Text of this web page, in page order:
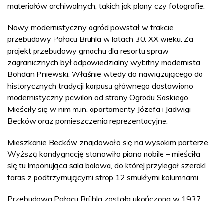
materiałów archiwalnych, takich jak plany czy fotografie.
Nowy modernistyczny ogród powstał w trakcie
przebudowy Pałacu Brühla w latach 30. XX wieku. Za
projekt przebudowy gmachu dla resortu spraw
zagranicznych był odpowiedzialny wybitny modernista
Bohdan Pniewski. Właśnie wtedy do nawiązującego do
historycznych tradycji korpusu głównego dostawiono
modernistyczny pawilon od strony Ogrodu Saskiego.
Mieściły się w nim m.in. apartamenty Józefa i Jadwigi
Becków oraz pomieszczenia reprezentacyjne.
Mieszkanie Becków znajdowało się na wysokim parterze.
Wyższą kondygnację stanowiło piano nobile – mieściła
się tu imponująca sala balowa, do której przylegał szeroki
taras z podtrzymującymi strop 12 smukłymi kolumnami.
Przebudowa Pałacu Brühla została ukończona w 1937